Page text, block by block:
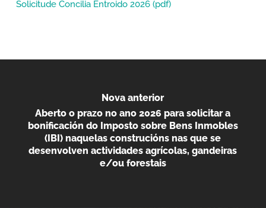
Solicitude Concilia Entroido 2026 (pdf)
Nova anterior
Aberto o prazo no ano 2026 para solicitar a
bonificación do Imposto sobre Bens Inmobles
(IBI) naquelas construcións nas que se
desenvolven actividades agrícolas, gandeiras
e/ou forestais